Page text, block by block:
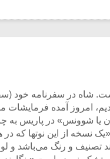
شاه در سفرنامه خود
فرستاده بودیم، امروز آمده
یا شوونس» ‌در پاریس
۲۱۹ سرگذشت موسیقی ایران جلد اول) «یک نسخه از
تصنیف و رنگ می‌باشد و